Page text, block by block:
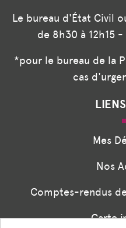
Le bureau d'État Civil
de 8h30 à 12h15 -
*pour le bureau de la
cas
Mes
Nos
Comptes-rendus
Carte